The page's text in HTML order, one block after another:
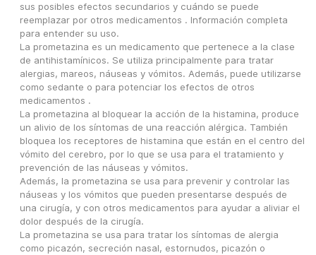
sus posibles efectos secundarios y cuándo se puede
reemplazar por otros medicamentos . Información completa
para entender su uso.
La prometazina es un medicamento que pertenece a la clase
de antihistamínicos. Se utiliza principalmente para tratar
alergias, mareos, náuseas y vómitos. Además, puede utilizarse
como sedante o para potenciar los efectos de otros
medicamentos .
La prometazina al bloquear la acción de la histamina, produce
un alivio de los síntomas de una reacción alérgica. También
bloquea los receptores de histamina que están en el centro del
vómito del cerebro, por lo que se usa para el tratamiento y
prevención de las náuseas y vómitos.
Además, la prometazina se usa para prevenir y controlar las
náuseas y los vómitos que pueden presentarse después de
una cirugía, y con otros medicamentos para ayudar a aliviar el
dolor después de la cirugía.
La prometazina se usa para tratar los síntomas de alergia
como picazón, secreción nasal, estornudos, picazón o